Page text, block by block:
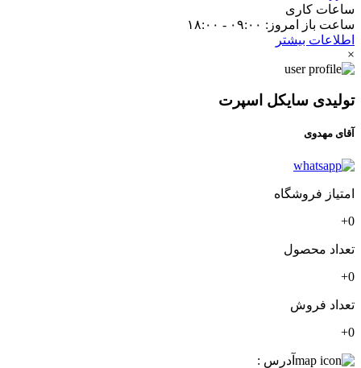
ساعات کاری
ساعت باز امروز: ۰۹:۰۰ - ۱۸:۰۰
اطلاعات بیشتر
×
تولیدی سایکل اسپرت
آقای مهدوی
امتیاز فروشگاه
0+
تعداد محصول
0+
تعداد فروش
0+
آدرس :